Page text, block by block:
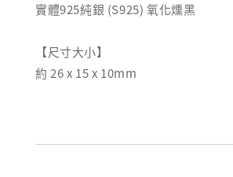
實體925純銀 (S925) 氧化燻黑
【尺寸大小】
約 26 x 15 x 10mm